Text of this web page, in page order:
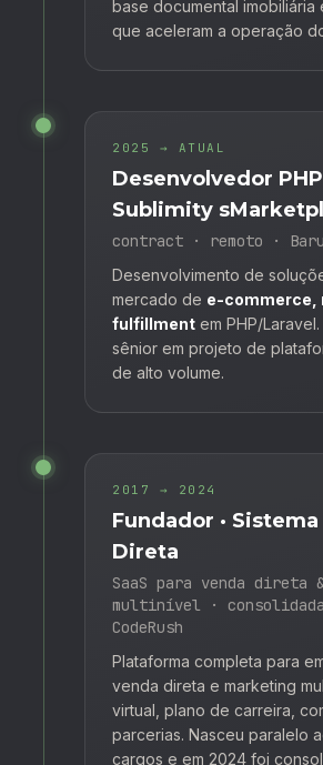
base documental imobiliária
que aceleram a operação
2025 → ATUAL
Desenvolvedor PHP
Sublimity
contract · remoto ·
Desenvolvimento de
mercado de e-commerce,
fulfillment em PHP/
sênior em projeto de
de alto volume.
2017 → 2024
Fundador ·
Direta
SaaS para venda direta
multinível ·
CodeRush
Plataforma completa para
venda direta e marketing
virtual, plano de carreira,
parcerias. Nasceu paralelo
cargos e em 2024 foi